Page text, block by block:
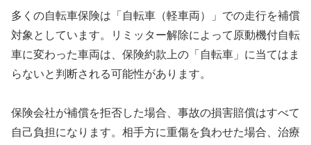
多くの自転車保険は「自転車（軽車両）」での走行を補償
対象としています。リミッター解除によって原動機付自転
車に変わった車両は、保険約款上の「自転車」に当てはま
らないと判断される可能性があります。
保険会社が補償を拒否した場合、事故の損害賠償はすべて
自己負担になります。相手方に重傷を負わせた場合、治療